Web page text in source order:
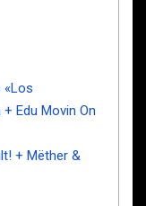
«Los
Edu Movin On
+ Mëther &